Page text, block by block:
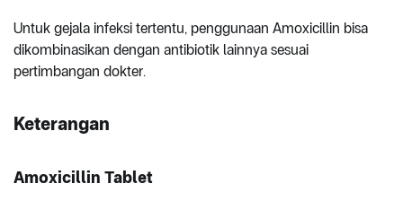
Untuk gejala infeksi tertentu, penggunaan Amoxicillin bisa
dikombinasikan dengan antibiotik lainnya sesuai
pertimbangan dokter.
Keterangan
Amoxicillin Tablet